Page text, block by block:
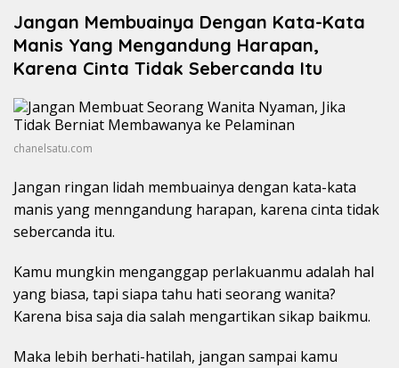
Jangan Membuainya Dengan Kata-Kata
Manis Yang Mengandung Harapan,
Karena Cinta Tidak Sebercanda Itu
chanelsatu.com
Jangan ringan lidah membuainya dengan kata-kata
manis yang menngandung harapan, karena cinta tidak
sebercanda itu.
Kamu mungkin menganggap perlakuanmu adalah hal
yang biasa, tapi siapa tahu hati seorang wanita?
Karena bisa saja dia salah mengartikan sikap baikmu.
Maka lebih berhati-hatilah, jangan sampai kamu